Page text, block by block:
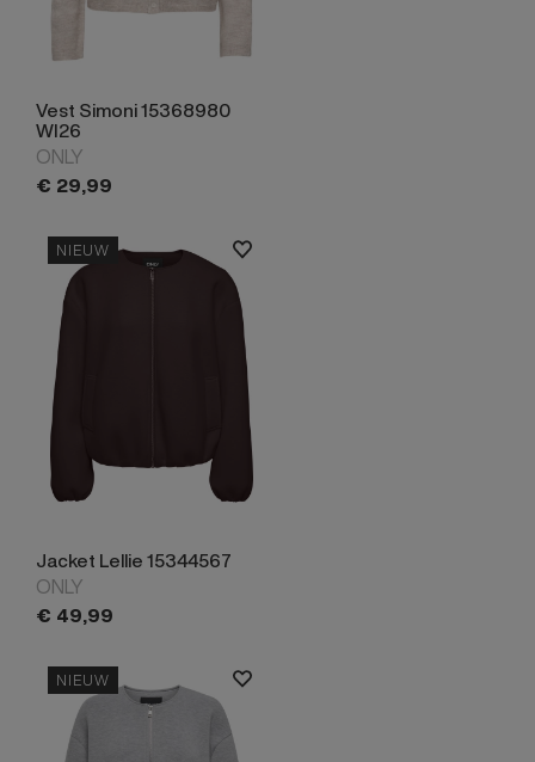
Vest Simoni 15368980
WI26
ONLY
€ 29,99
NIEUW
Jacket Lellie 15344567
ONLY
€ 49,99
NIEUW